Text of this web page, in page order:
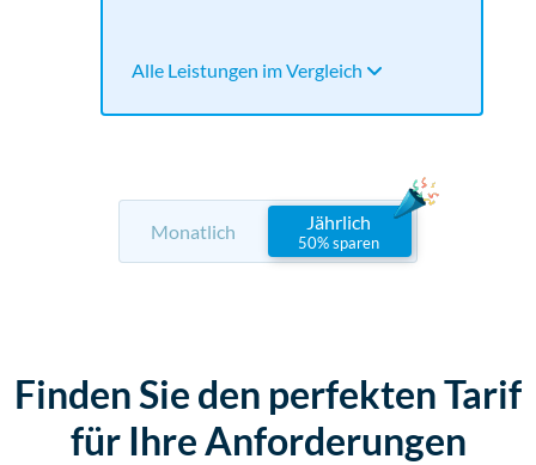
Alle Leistungen im Vergleich
Alle Leistungen im Vergleich
Monatlich Jährlich
50% sparen
Finden Sie den perfekten Tarif
für Ihre Anforderungen